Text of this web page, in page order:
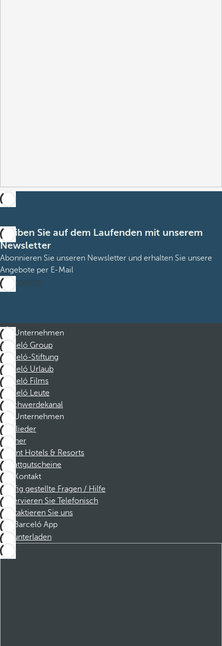
Bleiben Sie auf dem Laufenden mit unserem
Newsletter
Abonnieren Sie unseren Newsletter und erhalten Sie unsere
Angebote per E-Mail
Abonnieren
Unternehmen
Barceló Group
Barceló-Stiftung
Barceló Urlaub
Barceló Films
Barceló Leute
Beschwerdekanal
Unternehmen
Mitglieder
Partner
Dorint Hotels & Resorts
Rabattgutscheine
Kontakt
Häufig gestellte Fragen / Hilfe
Reservieren Sie Telefonisch
Kontaktieren Sie uns
Barceló App
Herunterladen